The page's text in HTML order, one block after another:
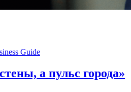
Guide
а пульс города»